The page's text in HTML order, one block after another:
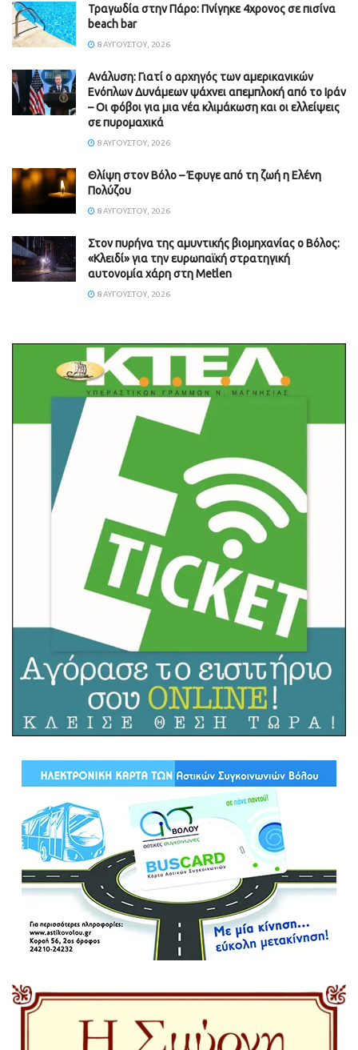
Τραγωδία στην Πάρο: Πνίγηκε 4χρονος σε πισίνα
beach bar
8 ΑΥΓΟΎΣΤΟΥ, 2026
Ανάλυση: Γιατί ο αρχηγός των αμερικανικών
Ενόπλων Δυνάμεων ψάχνει απεμπλοκή από το Ιράν
– Οι φόβοι για μια νέα κλιμάκωση και οι ελλείψεις
σε πυρομαχικά
8 ΑΥΓΟΎΣΤΟΥ, 2026
Θλίψη στον Βόλο – Έφυγε από τη ζωή η Ελένη
Πολύζου
8 ΑΥΓΟΎΣΤΟΥ, 2026
Στον πυρήνα της αμυντικής βιομηχανίας ο Βόλος:
«Κλειδί» για την ευρωπαϊκή στρατηγική
αυτονομία χάρη στη Metlen
8 ΑΥΓΟΎΣΤΟΥ, 2026